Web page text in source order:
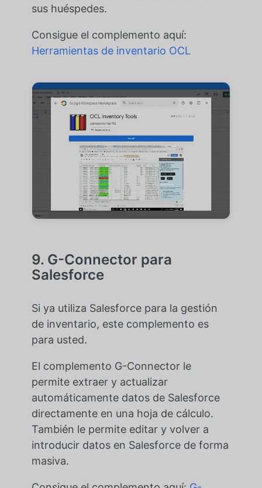
sus huéspedes.
Consigue el complemento aquí:
Herramientas de inventario OCL
9. G-Connector para
Salesforce
Si ya utiliza Salesforce para la gestión
de inventario, este complemento es
para usted.
El complemento G-Connector le
permite extraer y actualizar
automáticamente datos de Salesforce
directamente en una hoja de cálculo.
También le permite editar y volver a
introducir datos en Salesforce de forma
masiva.